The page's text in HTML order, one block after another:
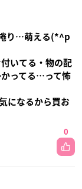
り…萌える(*^p
いてる・物の配
かってる…って怖
になるから買お
0